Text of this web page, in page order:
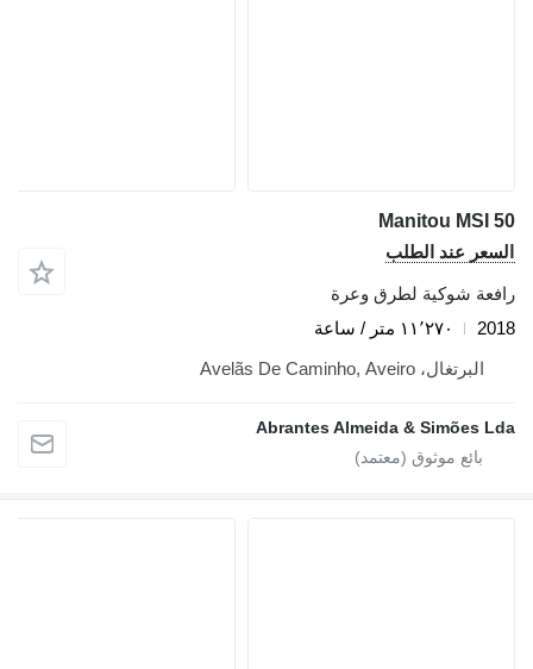
Manitou MSI 50
السعر عند الطلب
رافعة شوكية لطرق وعرة
2018
١١٬٢٧٠ متر / ساعة
البرتغال، Avelãs De Caminho, Aveiro
Abrantes Almeida & Simões Lda